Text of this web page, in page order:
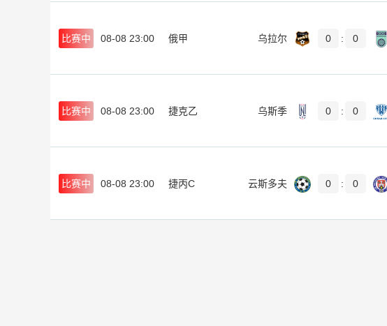
比赛中 08-08 23:00 俄甲 乌拉尔 0 : 0
比赛中 08-08 23:00 捷克乙 乌斯季 0 : 0
比赛中 08-08 23:00 捷丙C 云斯多夫 0 : 0